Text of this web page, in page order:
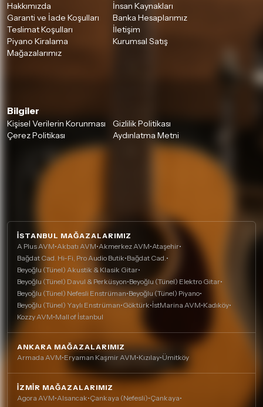
Hakkımızda
İnsan Kaynakları
Garanti ve İade Koşulları
Banka Hesaplarımız
Teslimat Koşulları
İletişim
Piyano Kiralama
Kurumsal Satış
Mağazalarımız
Bilgiler
Kişisel Verilerin Korunması
Gizlilik Politikası
Çerez Politikası
Aydınlatma Metni
İSTANBUL MAĞAZALARIMIZ
A Plus AVM•Akbatı AVM•Akmerkez AVM•Ataşehir•
Bağdat Cad. Hi-Fi, Pro Audio Butik•Bağdat Cad.•
Beyoğlu (Tünel) Akustik & Klasik Gitar•
Beyoğlu (Tünel) Davul & Perküsyon•Beyoğlu (Tünel) Elektro Gitar•
Beyoğlu (Tünel) Nefesli Enstrüman•Beyoğlu (Tünel) Piyano•
Beyoğlu (Tünel) Yaylı Enstrüman•Göktürk•İstMarina AVM•Kadıköy•
Kozzy AVM•Mall of İstanbul
ANKARA MAĞAZALARIMIZ
Armada AVM•Eryaman Kaşmir AVM•Kızılay•Ümitköy
İZMIR MAĞAZALARIMIZ
Agora AVM•Alsancak•Çankaya (Nefesli)•Çankaya•